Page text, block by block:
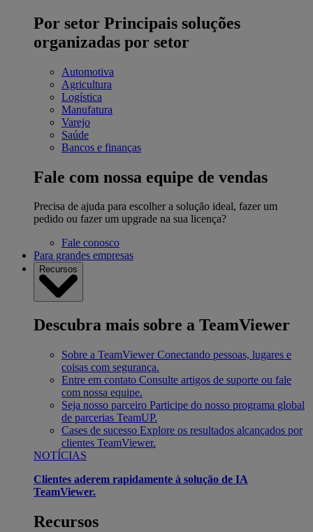
Por setor Principais soluções
organizadas por setor
Automotiva
Agricultura
Logística
Manufatura
Varejo
Saúde
Bancos e finanças
Fale com nossa equipe de vendas
Precisa de ajuda para escolher a solução ideal, fazer um
pedido ou fazer um upgrade na sua licença?
Fale conosco
Para grandes empresas
Recursos
Descubra mais sobre a TeamViewer
Sobre a TeamViewer Conectando pessoas, lugares e
coisas com segurança.
Entre em contato Consulte artigos de suporte ou fale
com nossa equipe.
Seja nosso parceiro Participe do nosso programa global
de parcerias TeamUP.
Cases de sucesso Explore os resultados alcançados por
clientes TeamViewer.
NOTÍCIAS
Clientes aderem rapidamente à solução de IA
TeamViewer.
Recursos